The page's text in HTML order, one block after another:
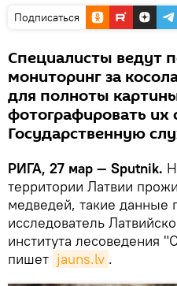
Подписаться
Специалисты ведут
мониторинг за
для полноты
фотографировать
Государственную
РИГА, 27 мар — Sputnik.
территории Латвии
медведей, такие данные
исследователь
института лесоведения
пишет jauns.lv .